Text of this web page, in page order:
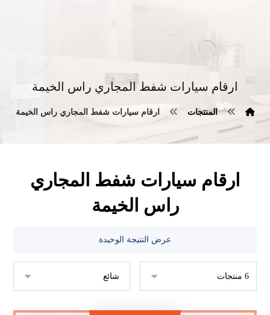
ارقام سيارات شفط المجاري راس الخيمة
المنتجات ارقام سيارات شفط المجاري راس الخيمة
ارقام سيارات شفط المجاري
راس الخيمة
عرض النتيجة الوحيدة